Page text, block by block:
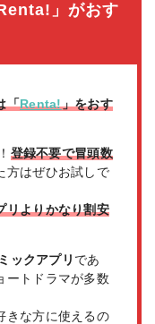
」がおす
「Renta!」をおす
登録不要で冒頭数
方はぜひお試しで
リよりかなり割安
ックアプリ であ
ートドラマが多数
きな方に使えるの